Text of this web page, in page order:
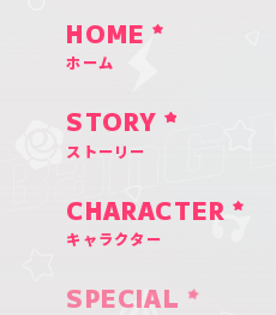
HOME
ホーム
STORY
ストーリー
CHARACTER
キャラクター
SPECIAL